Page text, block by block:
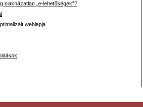
kiaknázatlan „e-lehetőségek”?
weblapja